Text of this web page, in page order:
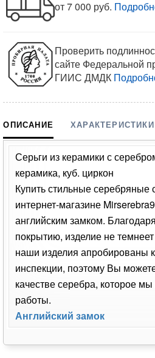
от 7 000 руб.
Проверить
сайте Федеральной
ГИИС ДМДК
ОПИСАНИЕ ХАРАКТЕРИСТИКИ
Серьги из керамики с
керамика, куб. циркон
Купить стильные серебряные
интернет-магазине
английским замком.
покрытию, изделие не
наши изделия апробированы
инспекции, поэтому Вы
качестве серебра, которое
работы.
Английский замок